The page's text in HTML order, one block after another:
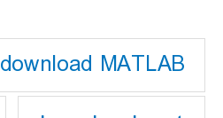
download MATLAB